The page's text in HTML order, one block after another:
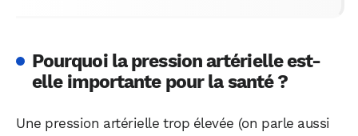
Pourquoi la pression artérielle est-
elle importante pour la santé ?
Une pression artérielle trop élevée (on parle aussi